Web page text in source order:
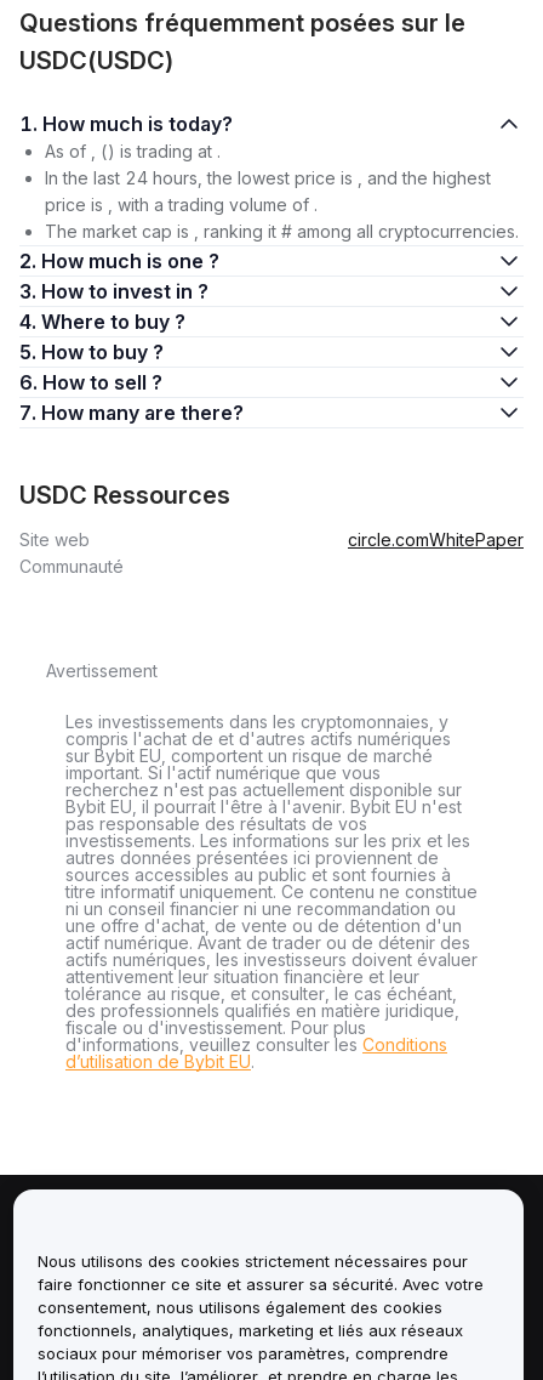
Questions fréquemment posées sur le
USDC(USDC)
1. How much is today?
As of , () is trading at .
In the last 24 hours, the lowest price is , and the highest
price is , with a trading volume of .
The market cap is , ranking it # among all cryptocurrencies.
2. How much is one ?
3. How to invest in ?
4. Where to buy ?
5. How to buy ?
6. How to sell ?
7. How many are there?
USDC Ressources
Site web circle.comWhitePaper
Communauté
Avertissement
Les investissements dans les cryptomonnaies, y
compris l'achat de et d'autres actifs numériques
sur Bybit EU, comportent un risque de marché
important. Si l'actif numérique que vous
recherchez n'est pas actuellement disponible sur
Bybit EU, il pourrait l'être à l'avenir. Bybit EU n'est
pas responsable des résultats de vos
investissements. Les informations sur les prix et les
autres données présentées ici proviennent de
sources accessibles au public et sont fournies à
titre informatif uniquement. Ce contenu ne constitue
ni un conseil financier ni une recommandation ou
une offre d'achat, de vente ou de détention d'un
actif numérique. Avant de trader ou de détenir des
actifs numériques, les investisseurs doivent évaluer
attentivement leur situation financière et leur
tolérance au risque, et consulter, le cas échéant,
des professionnels qualifiés en matière juridique,
fiscale ou d'investissement. Pour plus
d'informations, veuillez consulter les Conditions
d’utilisation de Bybit EU.
Services
Assistance
Nous utilisons des cookies strictement nécessaires pour
faire fonctionner ce site et assurer sa sécurité. Avec votre
consentement, nous utilisons également des cookies
fonctionnels, analytiques, marketing et liés aux réseaux
sociaux pour mémoriser vos paramètres, comprendre